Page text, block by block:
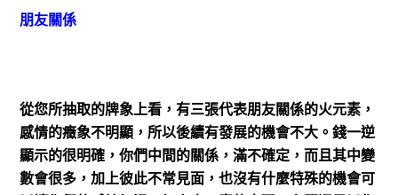
朋友關係
從您所抽取的牌象上看，有三張代表朋友關係的火元素，
感情的癥象不明顯，所以後續有發展的機會不大。錢一逆
顯示的很明確，你們中間的關係，滿不確定，而且其中變
數會很多，加上彼此不常見面，也沒有什麼特殊的機會可